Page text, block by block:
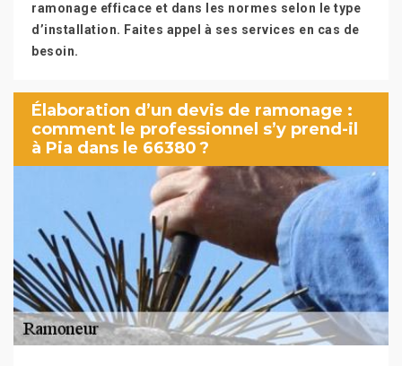
ramonage efficace et dans les normes selon le type
d’installation. Faites appel à ses services en cas de
besoin.
Élaboration d’un devis de ramonage :
comment le professionnel s’y prend-il
à Pia dans le 66380 ?